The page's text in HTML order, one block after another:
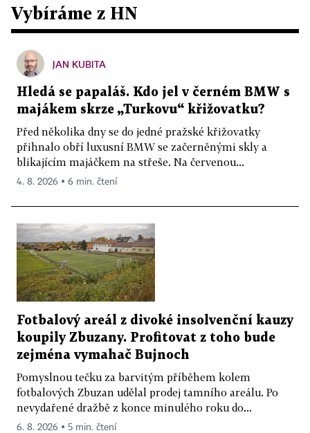
Vybíráme z HN
JAN KUBITA
Hledá se papaláš. Kdo jel v černém BMW s
majákem skrze „Turkovu“ křižovatku?
Před několika dny se do jedné pražské křižovatky
přihnalo obří luxusní BMW se začerněnými skly a
blikajícím majáčkem na střeše. Na červenou...
4. 8. 2026 ▪ 6 min. čtení
Fotbalový areál z divoké insolvenční kauzy
koupily Zbuzany. Profitovat z toho bude
zejména vymahač Bujnoch
Pomyslnou tečku za barvitým příběhem kolem
fotbalových Zbuzan udělal prodej tamního areálu. Po
nevydařené dražbě z konce minulého roku do...
6. 8. 2026 ▪ 5 min. čtení